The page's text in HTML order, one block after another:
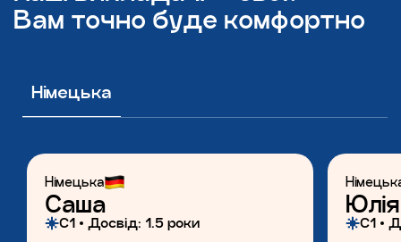
Вам точно буде комфортно
Німецька
Німецька
Саша
С1 Досвiд: 1.5 роки
Юлія
С1